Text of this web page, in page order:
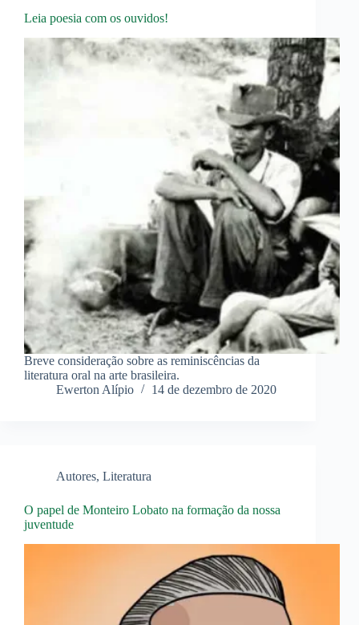
Leia poesia com os ouvidos!
Breve consideração sobre as reminiscências da
literatura oral na arte brasileira.
Ewerton Alípio
14 de dezembro de 2020
Autores, Literatura
O papel de Monteiro Lobato na formação da nossa
juventude